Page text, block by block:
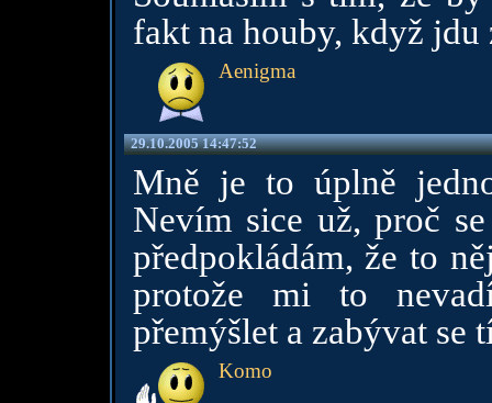
fakt na houby, když jdu
Aenigma
29.10.2005 14:47:52
Mně je to úplně
Nevím sice už, proč
předpokládám, že to
protože mi to
přemýšlet a zabývat se
Komo